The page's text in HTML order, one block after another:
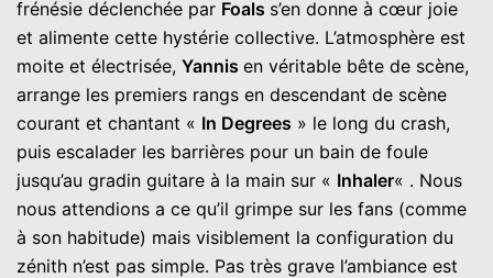
frénésie déclenchée par Foals s’en donne à cœur joie
et alimente cette hystérie collective. L’atmosphère est
moite et électrisée, Yannis en véritable bête de scène,
arrange les premiers rangs en descendant de scène
courant et chantant « In Degrees » le long du crash,
puis escalader les barrières pour un bain de foule
jusqu’au gradin guitare à la main sur « Inhaler« . Nous
nous attendions a ce qu’il grimpe sur les fans (comme
à son habitude) mais visiblement la configuration du
zénith n’est pas simple. Pas très grave l’ambiance est